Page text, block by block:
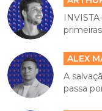
ALEX
A
passa